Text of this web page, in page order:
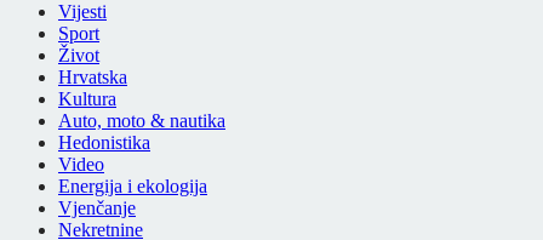
Vijesti
Sport
Život
Hrvatska
Kultura
Auto, moto & nautika
Hedonistika
Video
Energija i ekologija
Vjenčanje
Nekretnine